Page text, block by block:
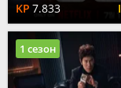
7.833
1 сезон